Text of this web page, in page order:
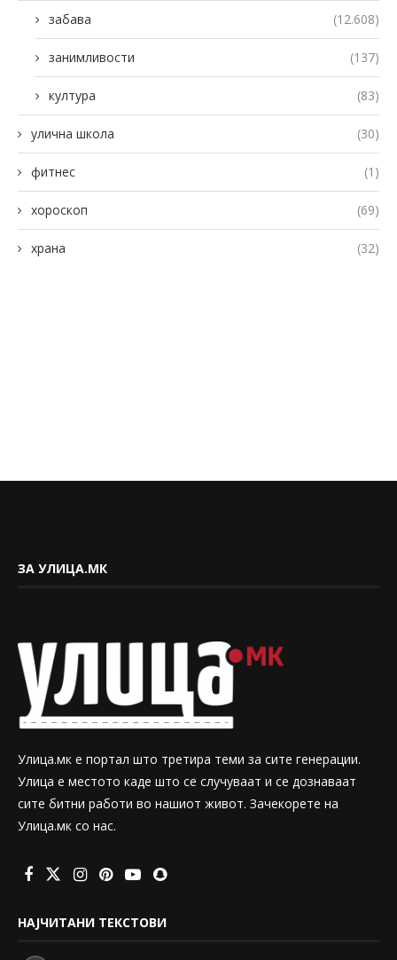
забава (12.608)
занимливости (137)
култура (83)
улична школа (30)
фитнес (1)
хороскоп (69)
храна (32)
ЗА УЛИЦА.МК
Улица.мк е портал што третира теми за сите генерации.
Улица е местото каде што се случуваат и се дознаваат
сите битни работи во нашиот живот. Зачекорете на
Улица.мк со нас.
НАЈЧИТАНИ ТЕКСТОВИ